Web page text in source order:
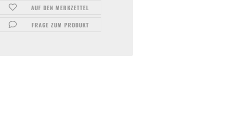
AUF DEN MERKZETTEL
FRAGE ZUM PRODUKT